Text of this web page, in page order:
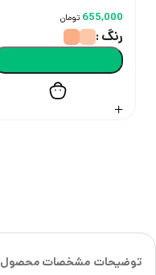
655,000 تومان
رنگ
توضیحات مشخصات محصول